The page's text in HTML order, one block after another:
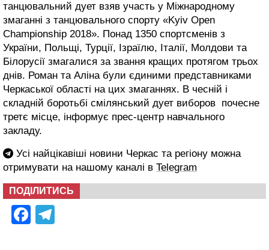
танцювальний дует взяв участь у Міжнародному
змаганні з танцювального спорту «Kyiv Open
Championship 2018». Понад 1350 спортсменів з
України, Польщі, Турції, Ізраїлю, Італії, Молдови та
Білорусії змагалися за звання кращих протягом трьох
днів. Роман та Аліна були єдиними представниками
Черкаської області на цих змаганнях. В чесній і
складній боротьбі смілянський дует виборов почесне
третє місце, інформує прес-центр навчального
закладу.
Усі найцікавіші новини Черкас та регіону можна
отримувати на нашому каналі в Telegram
ПОДІЛИТИСЬ
Facebook